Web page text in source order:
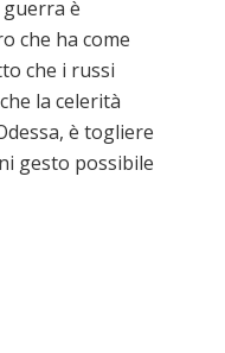
guerra è
che ha come
che i russi
la celerità
è togliere
gesto possibile